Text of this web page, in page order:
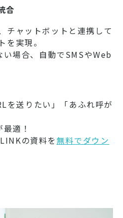
合
チャットボットと連携して
を実現。
場合、自動でSMSやWeb
を送りたい」「あふれ呼が
適！
の資料を無料でダウン